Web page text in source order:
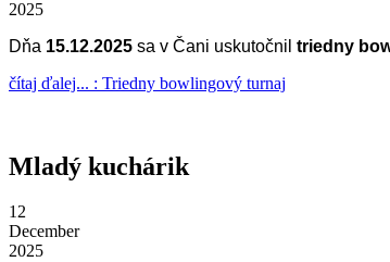
2025
Dňa 15.12.2025 sa v Čani uskutočnil triedny
čítaj ďalej... : Triedny bowlingový turnaj
Mladý kuchárik
12
December
2025